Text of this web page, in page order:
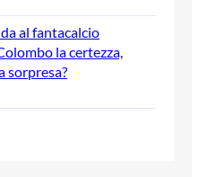
al fantacalcio
la certezza,
sorpresa?